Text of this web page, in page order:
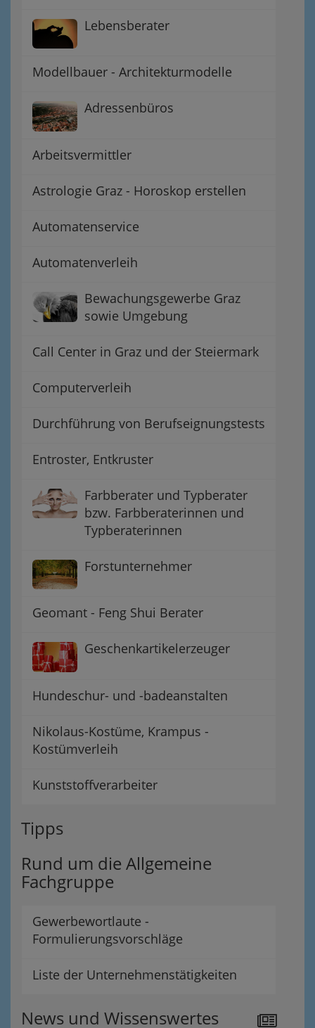
Lebensberater
Modellbauer - Architekturmodelle
Adressenbüros
Arbeitsvermittler
Astrologie Graz - Horoskop erstellen
Automatenservice
Automatenverleih
Bewachungsgewerbe Graz
sowie Umgebung
Call Center in Graz und der Steiermark
Computerverleih
Durchführung von Berufseignungstests
Entroster, Entkruster
Farbberater und Typberater
bzw. Farbberaterinnen und
Typberaterinnen
Forstunternehmer
Geomant - Feng Shui Berater
Geschenkartikelerzeuger
Hundeschur- und -badeanstalten
Nikolaus-Kostüme, Krampus -
Kostümverleih
Kunststoffverarbeiter
Tipps
Rund um die Allgemeine
Fachgruppe
Gewerbewortlaute -
Formulierungsvorschläge
Liste der Unternehmenstätigkeiten
News und Wissenswertes